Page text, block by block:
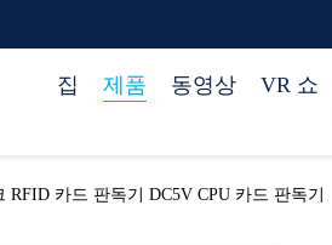
집 제품 동영상 VR 쇼
카드 판독기 DC5V CPU 카드 판독기